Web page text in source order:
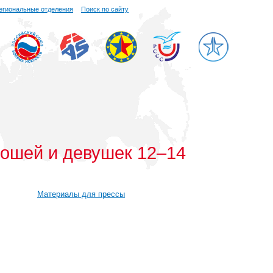
отделения Поиск по сайту
и девушек 12–14
Материалы для прессы